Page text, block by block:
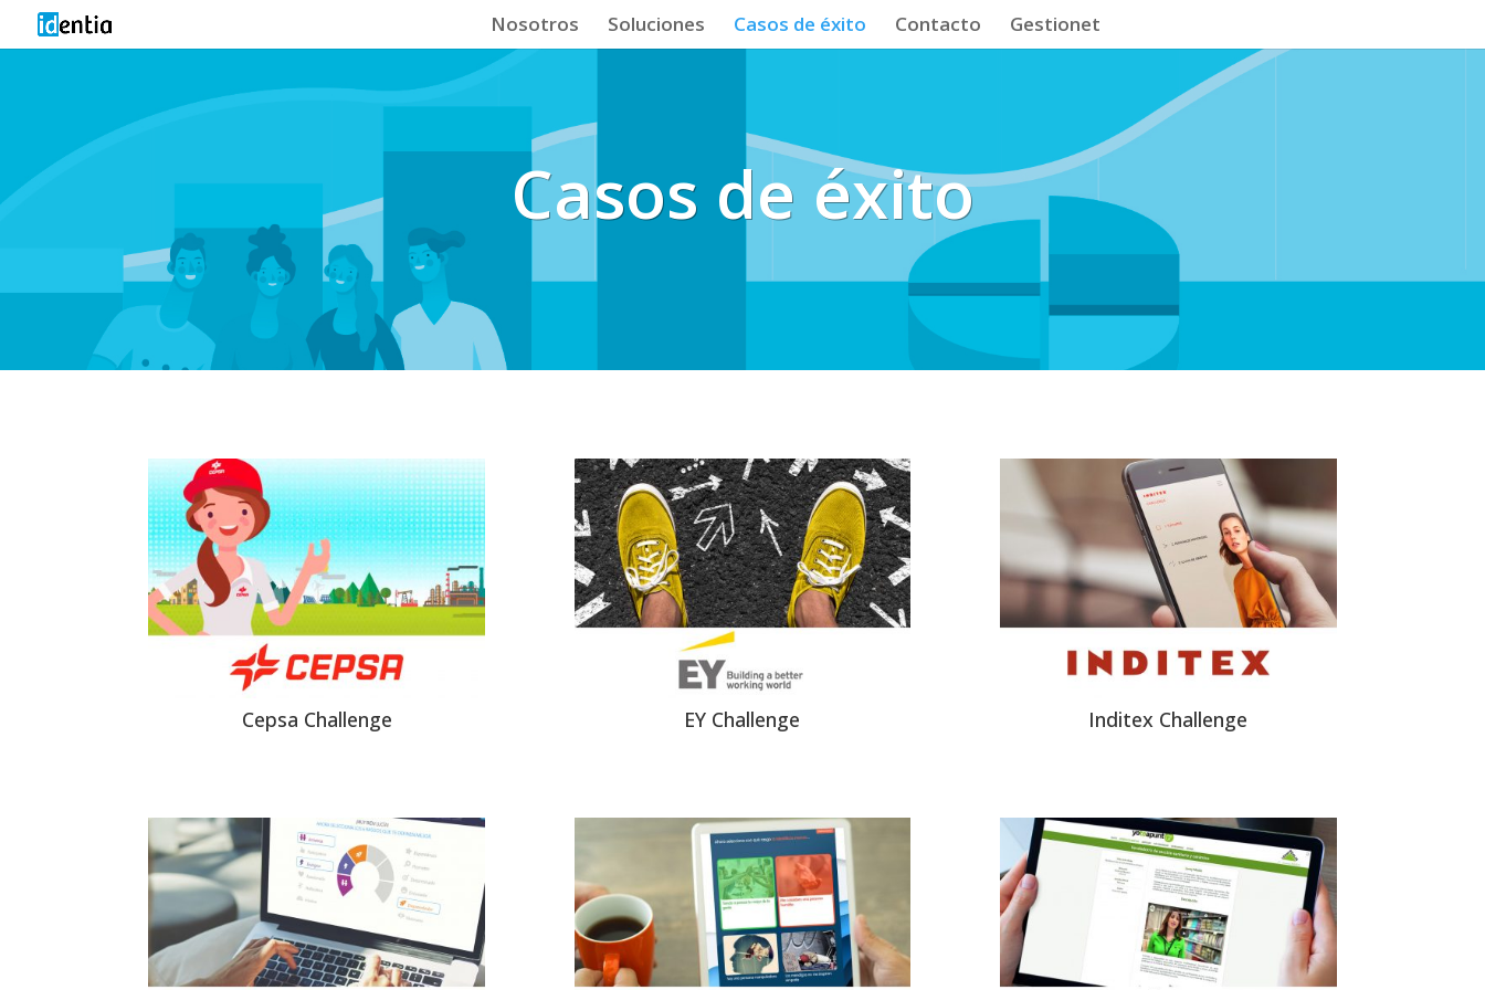
Nosotros Soluciones Casos de éxito Contacto Gestionet
Casos de éxito
Cepsa Challenge EY Challenge Inditex Challenge